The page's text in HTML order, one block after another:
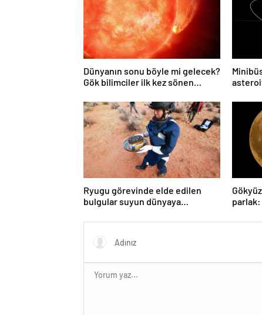
Dünyanın sonu böyle mi gelecek?
Gök bilimciler ilk kez sönen
oldu
asteroit
Ryugu görevinde elde edilen
bulgular suyun dünyaya
olabileceğini gösteriyor